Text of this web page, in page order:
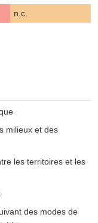
n.c.
milieux et des
les territoires et les
des modes de